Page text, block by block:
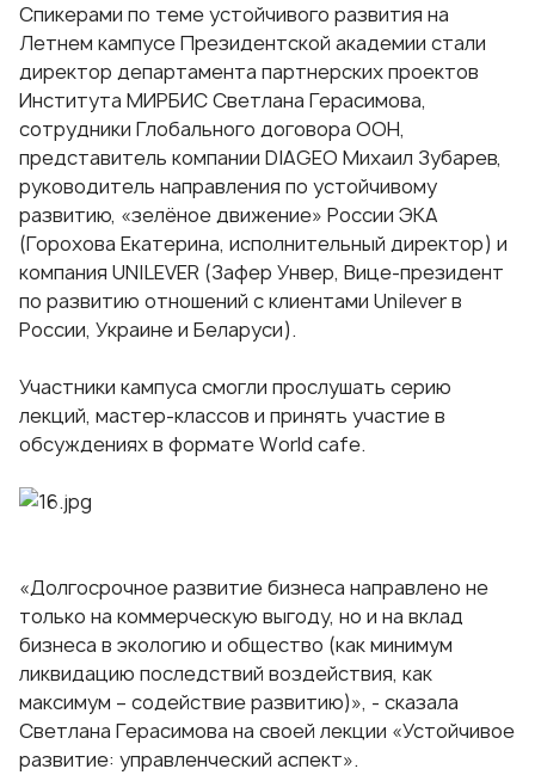
Спикерами по теме устойчивого развития на
Летнем кампусе Президентской академии стали
директор департамента партнерских проектов
Института МИРБИС Светлана Герасимова,
сотрудники Глобального договора ООН,
представитель компании DIAGEO Михаил Зубарев,
руководитель направления по устойчивому
развитию, «зелёное движение» России ЭКА
(Горохова Екатерина, исполнительный директор) и
компания UNILEVER (Зафер Унвер, Вице-президент
по развитию отношений с клиентами Unilever в
России, Украине и Беларуси).
Участники кампуса смогли прослушать серию
лекций, мастер-классов и принять участие в
обсуждениях в формате World cafe.
«Долгосрочное развитие бизнеса направлено не
только на коммерческую выгоду, но и на вклад
бизнеса в экологию и общество (как минимум
ликвидацию последствий воздействия, как
максимум – содействие развитию)», - сказала
Светлана Герасимова на своей лекции «Устойчивое
развитие: управленческий аспект».